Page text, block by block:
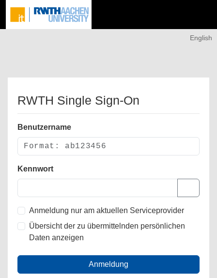
English
RWTH Single Sign-On
Benutzername
Kennwort
Anmeldung nur am aktuellen Serviceprovider
Übersicht der zu übermittelnden persönlichen
Daten anzeigen
Anmeldung